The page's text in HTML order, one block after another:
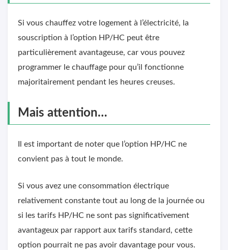
Si vous chauffez votre logement à l’électricité, la
souscription à l’option HP/HC peut être
particulièrement avantageuse, car vous pouvez
programmer le chauffage pour qu’il fonctionne
majoritairement pendant les heures creuses.
Mais attention…
Il est important de noter que l’option HP/HC ne
convient pas à tout le monde.
Si vous avez une consommation électrique
relativement constante tout au long de la journée ou
si les tarifs HP/HC ne sont pas significativement
avantageux par rapport aux tarifs standard, cette
option pourrait ne pas avoir davantage pour vous.